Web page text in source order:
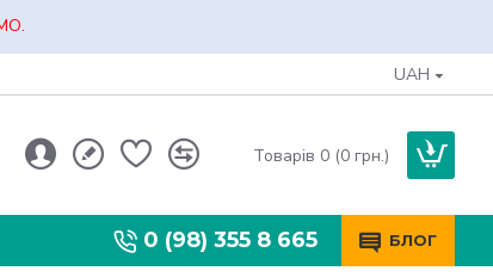
UAH
Товарів 0 (0 грн.)
0 (98) 355 8 665 БЛОГ